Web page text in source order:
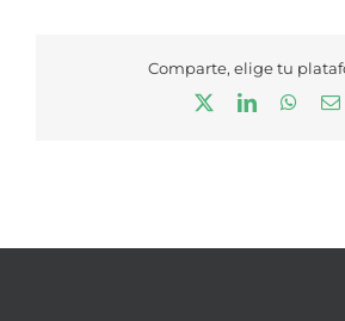
Comparte, elige tu
LinkedIn